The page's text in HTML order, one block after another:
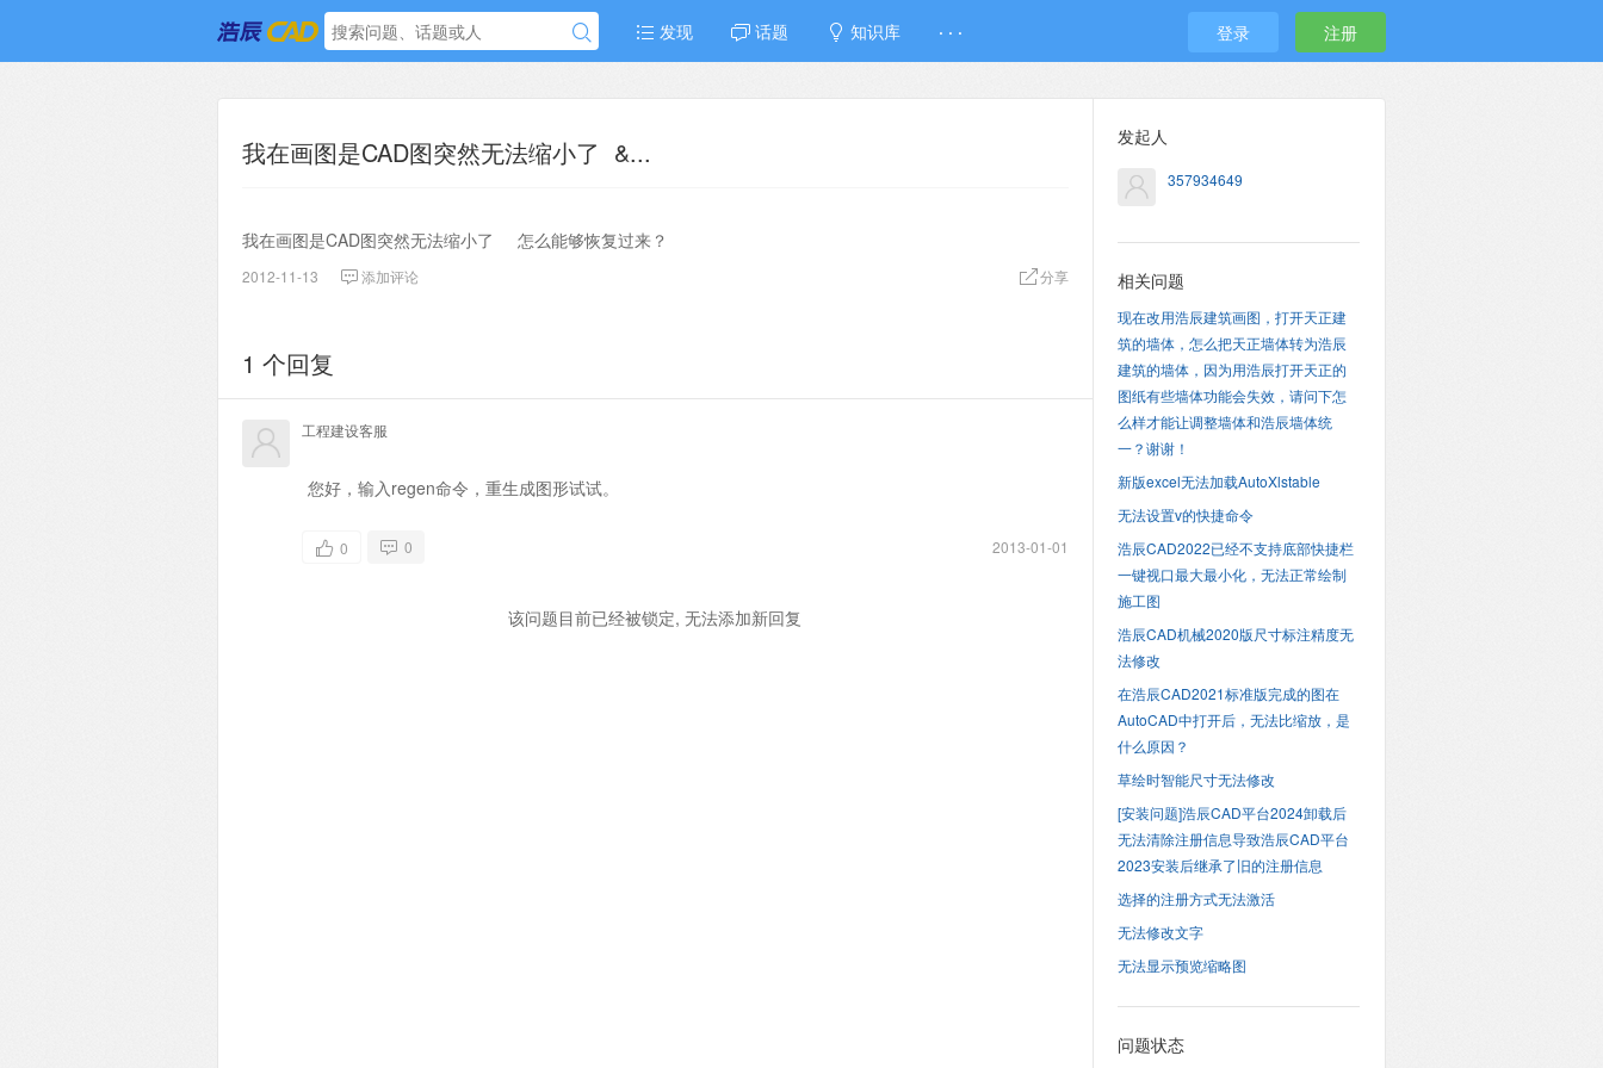
发现 话题 知识库 · · · 登录 注册
我在画图是CAD图突然无法缩小了 &...
我在画图是CAD图突然无法缩小了 怎么能够恢复过来？
2012-11-13 添加评论 分享
1 个回复
工程建设客服
您好，输入regen命令，重生成图形试试。
2013-01-01
0 0
该问题目前已经被锁定, 无法添加新回复
发起人
357934649
相关问题
现在改用浩辰建筑画图，打开天正建
筑的墙体，怎么把天正墙体转为浩辰
建筑的墙体，因为用浩辰打开天正的
图纸有些墙体功能会失效，请问下怎
么样才能让调整墙体和浩辰墙体统
一？谢谢！
新版excel无法加载AutoXlstable
无法设置v的快捷命令
浩辰CAD2022已经不支持底部快捷栏
一键视口最大最小化，无法正常绘制
施工图
浩辰CAD机械2020版尺寸标注精度无
法修改
在浩辰CAD2021标准版完成的图在
AutoCAD中打开后，无法比缩放，是
什么原因？
草绘时智能尺寸无法修改
[安装问题]浩辰CAD平台2024卸载后
无法清除注册信息导致浩辰CAD平台
2023安装后继承了旧的注册信息
选择的注册方式无法激活
无法修改文字
无法显示预览缩略图
问题状态